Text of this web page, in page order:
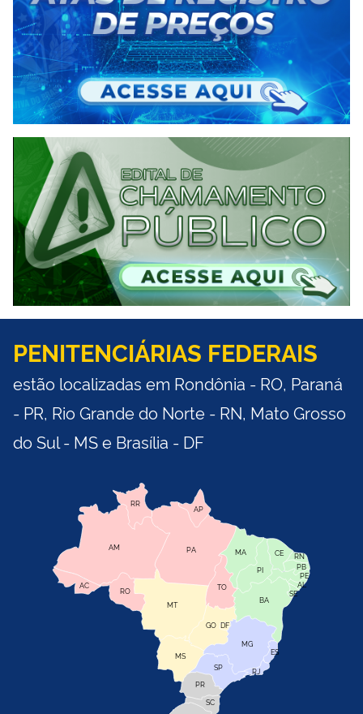
PENITENCIÁRIAS FEDERAIS
estão localizadas em Rondônia - RO, Paraná
- PR, Rio Grande do Norte - RN, Mato Grosso
do Sul - MS e Brasília - DF
TO
BA
SE
PE
AL
RN
CE
PI
MA
AP
PA
RR
AM
AC
RO
MT
MS
GO
PR
SC
SP
MG
RJ
ES
DF
PB